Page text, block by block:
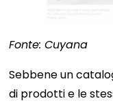
Fonte: Cuyana
Sebbene un
di prodotti e le